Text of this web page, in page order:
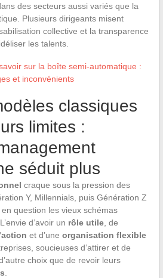
des secteurs aussi variés que la
Plusieurs dirigeants misent
collective et la transparence
les talents.
sur la boîte semi-automatique :
et inconvénients
classiques
limites :
séduit plus
craque sous la pression des
Y, Millennials, puis Génération Z
question les vieux schémas
d’avoir un rôle utile, de
et d’une organisation flexible
soucieuses d’attirer et de
choix que de revoir leurs